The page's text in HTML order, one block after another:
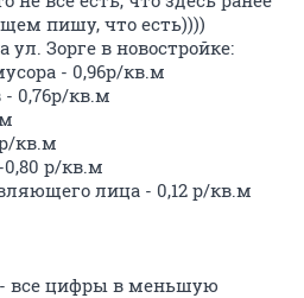
пишу, что есть))))
Зорге в новостройке:
- 0,96р/кв.м
0,76р/кв.м
кв.м
р/кв.м
лица - 0,12 р/кв.м
все цифры в меньшую